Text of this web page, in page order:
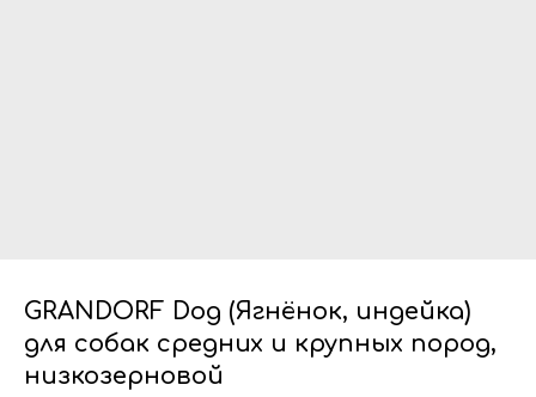
GRANDORF Dog (Ягнёнок, индейка)
для собак средних и крупных пород,
низкозерновой